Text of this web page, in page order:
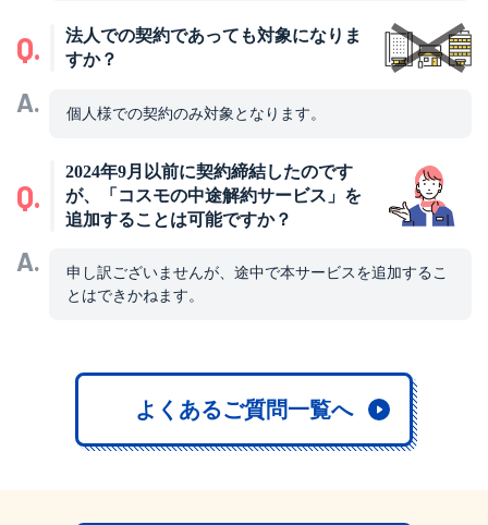
Q.
法人での契約であっても対象になりま
すか？
A. 個人様での契約のみ対象となります。
Q.
2024年9月以前に契約締結したのです
が、「コスモの中途解約サービス」を
追加することは可能ですか？
A.
申し訳ございませんが、途中で本サービスを追加するこ
とはできかねます。
よくあるご質問一覧へ